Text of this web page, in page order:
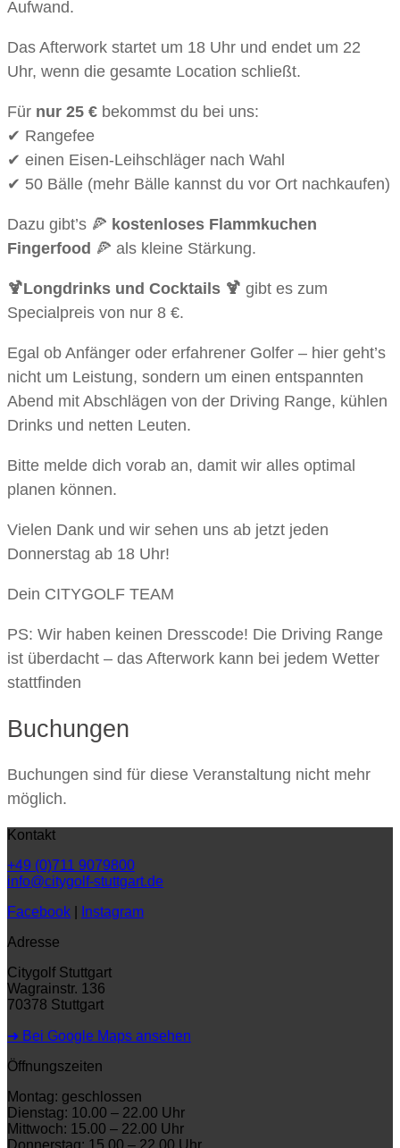
Aufwand.
Das Afterwork startet um 18 Uhr und endet um 22
Uhr, wenn die gesamte Location schließt.
Für nur 25 € bekommst du bei uns:
✔ Rangefee
✔ einen Eisen-Leihschläger nach Wahl
✔ 50 Bälle (mehr Bälle kannst du vor Ort nachkaufen)
Dazu gibt’s 🍕 kostenloses Flammkuchen
Fingerfood 🍕 als kleine Stärkung.
🍹Longdrinks und Cocktails 🍹 gibt es zum
Specialpreis von nur 8 €.
Egal ob Anfänger oder erfahrener Golfer – hier geht’s
nicht um Leistung, sondern um einen entspannten
Abend mit Abschlägen von der Driving Range, kühlen
Drinks und netten Leuten.
Bitte melde dich vorab an, damit wir alles optimal
planen können.
Vielen Dank und wir sehen uns ab jetzt jeden
Donnerstag ab 18 Uhr!
Dein CITYGOLF TEAM
PS: Wir haben keinen Dresscode! Die Driving Range
ist überdacht – das Afterwork kann bei jedem Wetter
stattfinden
Buchungen
Buchungen sind für diese Veranstaltung nicht mehr
möglich.
Kontakt
+49 (0)711 9079800
info@citygolf-stuttgart.de
Facebook
Instagram
Adresse
Citygolf Stuttgart
Wagrainstr. 136
70378 Stuttgart
➜ Bei Google Maps ansehen
Öffnungszeiten
Montag: geschlossen
Dienstag: 10.00 – 22.00 Uhr
Mittwoch: 15.00 – 22.00 Uhr